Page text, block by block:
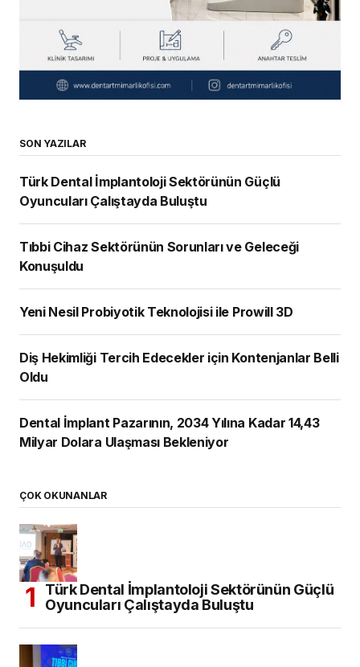
SON YAZILAR
Türk Dental İmplantoloji Sektörünün Güçlü
Oyuncuları Çalıştayda Buluştu
Tıbbi Cihaz Sektörünün Sorunları ve Geleceği
Konuşuldu
Yeni Nesil Probiyotik Teknolojisi ile Prowill 3D
Diş Hekimliği Tercih Edecekler için Kontenjanlar Belli
Oldu
Dental İmplant Pazarının, 2034 Yılına Kadar 14,43
Milyar Dolara Ulaşması Bekleniyor
ÇOK OKUNANLAR
Türk Dental İmplantoloji Sektörünün Güçlü
Oyuncuları Çalıştayda Buluştu